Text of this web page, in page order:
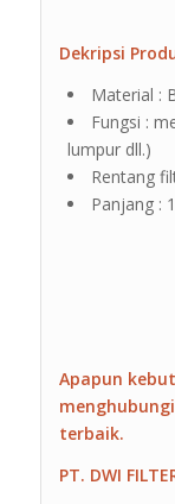
Dekripsi
Material :
Fungsi :
lumpur dll.)
Rentang
Panjang :
Apapun
terbaik.
PT. DWI